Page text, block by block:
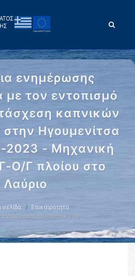
ενημέρωσης
με τον εντοπισμό
καπνικών
Ηγουμενίτσα
2023 - Μηχανική
Ο/Γ πλοίου στο
Λαύριο
σελίδα
Επικαιρότητα
ενημέρωσης αναφορικά με …